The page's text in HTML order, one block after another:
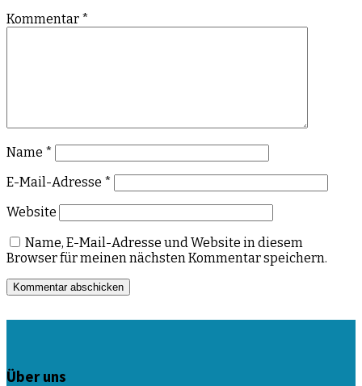
Kommentar *
Name *
E-Mail-Adresse *
Website
Name, E-Mail-Adresse und Website in diesem
Browser für meinen nächsten Kommentar speichern.
Über uns